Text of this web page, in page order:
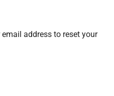
address to reset your